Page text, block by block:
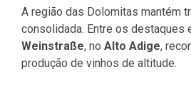
A região das Dolomitas mantém
consolidada. Entre os destaques
Weinstraße, no Alto Adige,
produção de vinhos de altitude.